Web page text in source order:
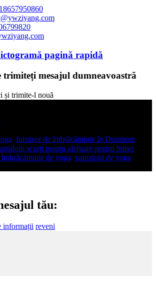
trimiteți mesajul dumneavoastră
și trimite-l nouă
furnizor de îmbrăcăminte în Dunmore
scurți pentru alergare pentru femei
de yoga pantaloni de yoga
tău:
informații reveni